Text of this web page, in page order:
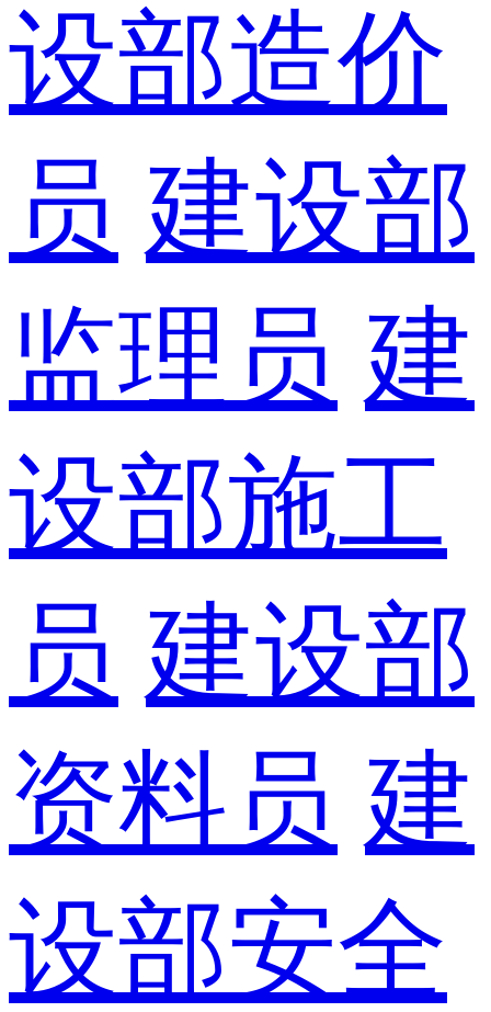
设部造价
员 建设部
监理员 建
设部施工
员 建设部
资料员 建
设部安全